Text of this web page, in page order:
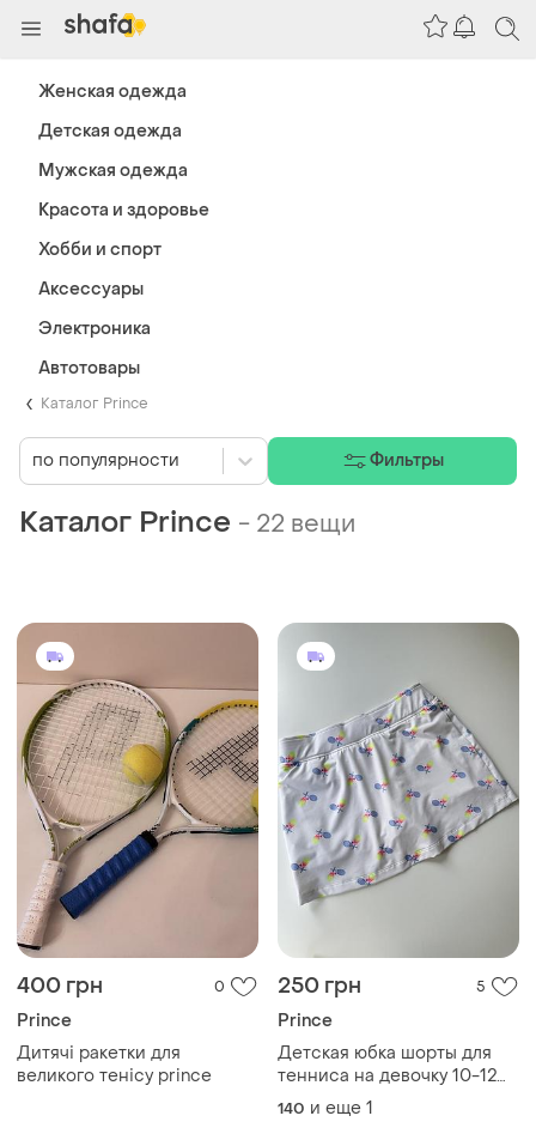
Каталог Prince
Каталог Prince - 22 вещи
400 грн 0
Prince
Дитячі ракетки для
великого тенісу prince
250 грн 5
Prince
Детская юбка шорты для
тенниса на девочку 10-12
лет
140 и еще 1
по популярности Фильтры
Женская одежда
Детская одежда
Мужская одежда
Красота и здоровье
Хобби и спорт
Аксессуары
Электроника
Автотовары